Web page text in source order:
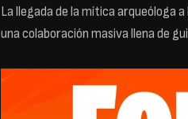
La llegada de la mítica arqueóloga
una colaboración masiva llena de